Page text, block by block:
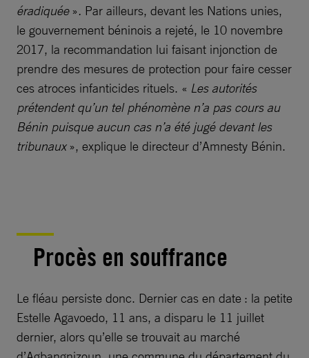
éradiquée ». Par ailleurs, devant les Nations unies,
le gouvernement béninois a rejeté, le 10 novembre
2017, la recommandation lui faisant injonction de
prendre des mesures de protection pour faire cesser
ces atroces infanticides rituels. « Les autorités
prétendent qu’un tel phénomène n’a pas cours au
Bénin puisque aucun cas n’a été jugé devant les
tribunaux », explique le directeur d’Amnesty Bénin.
Procès en souffrance
Le fléau persiste donc. Dernier cas en date : la petite
Estelle Agavoedo, 11 ans, a disparu le 11 juillet
dernier, alors qu’elle se trouvait au marché